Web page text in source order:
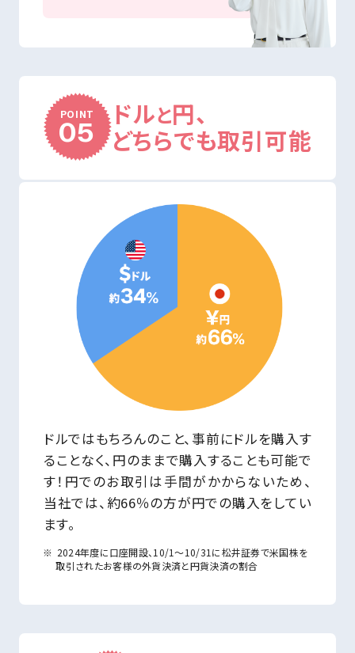
POINT
05
ドルと円、
どちらでも取引可能
ドルではもちろんのこと、事前にドルを購入す
ることなく、円のままで購入することも可能で
す！円でのお取引は手間がかからないため、
当社では、約66％の方が円での購入をしてい
ます。
2024年度に口座開設、10/1～10/31に松井証券で米国株を
取引されたお客様の外貨決済と円貨決済の割合